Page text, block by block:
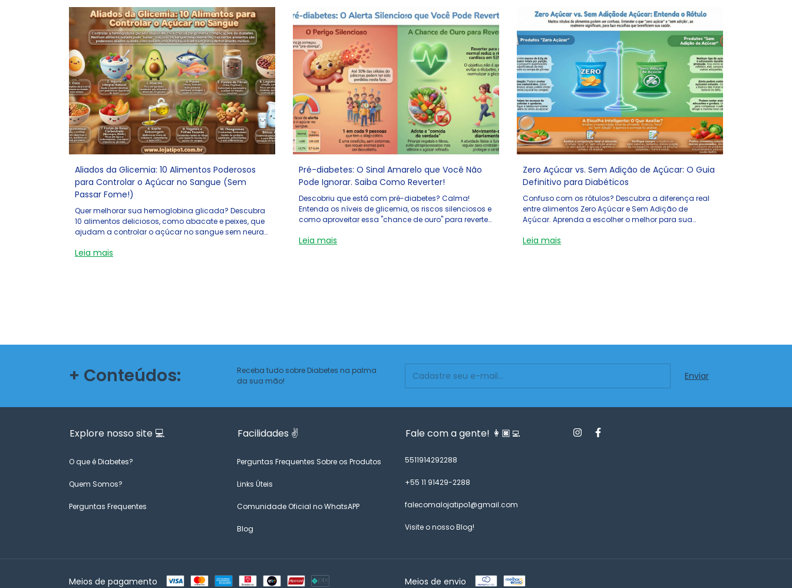
Aliados da Glicemia: 10 Alimentos Poderosos
para Controlar o Açúcar no Sangue (Sem
Passar Fome!)
Quer melhorar sua hemoglobina glicada? Descubra
10 alimentos deliciosos, como abacate e peixes, que
ajudam a controlar o açúcar no sangue sem neura
Leia mais
Pré-diabetes: O Sinal Amarelo que Você Não
Pode Ignorar. Saiba Como Reverter!
Descobriu que está com pré-diabetes? Calma!
Entenda os níveis de glicemia, os riscos silenciosos e
como aproveitar essa "chance de ouro" para reverter
Leia mais
Zero Açúcar vs. Sem Adição de Açúcar: O Guia
Definitivo para Diabéticos
Confuso com os rótulos? Descubra a diferença real
entre alimentos Zero Açúcar e Sem Adição de
Açúcar. Aprenda a escolher o melhor para sua
Leia mais
+ Conteúdos:
Receba tudo sobre Diabetes na palma
da sua mão!
Explore nosso site 💻
O que é Diabetes?
Quem Somos?
Perguntas Frequentes
Facilidades ✌️
Perguntas Frequentes Sobre os Produtos
Links Úteis
Comunidade Oficial no WhatsAPP
Blog
Fale com a gente! 👩🏿‍💻
5511914292288
+55 11 91429-2288
falecomalojatipo1@gmail.com
Visite o nosso Blog!
Meios de pagamento Meios de envio